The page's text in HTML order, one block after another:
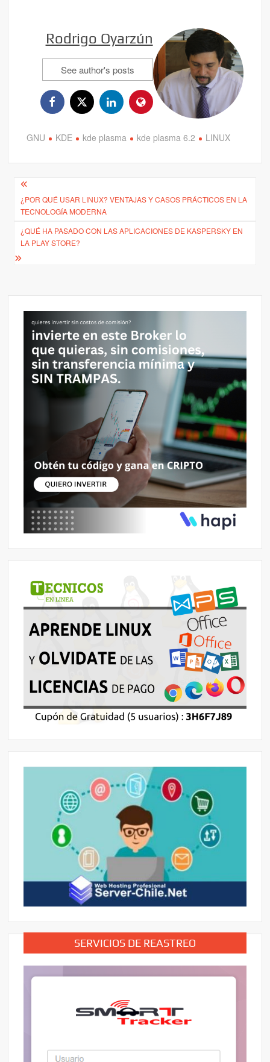
Rodrigo Oyarzún
See author's posts
GNU KDE kde plasma kde plasma 6.2 LINUX
Navegación
de
entradas
¿POR QUÉ USAR LINUX? VENTAJAS Y CASOS PRÁCTICOS EN LA
TECNOLOGÍA MODERNA
¿QUÉ HA PASADO CON LAS APLICACIONES DE KASPERSKY EN
LA PLAY STORE?
SERVICIOS DE REASTREO